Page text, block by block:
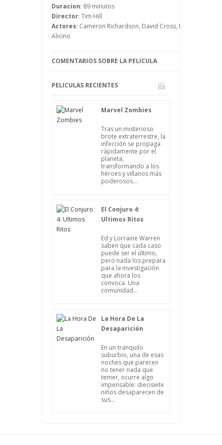
y se rebelan contra Dave, que se lo ha
dado todo.
Duracion: 89 minutos
Director: Tim Hill
Actores: Cameron Richardson, David Cross, Don Tiffany,
Alicino
COMENTARIOS SOBRE LA PELICULA
PELICULAS RECIENTES
Marvel Zombies
Tras un misterioso
brote extraterrestre, la
infección se propaga
rápidamente por el
planeta,
transformando a los
héroes y villanos más
poderosos...
El Conjuro 4:
Ultimos Ritos
Ed y Lorraine Warren
saben que cada caso
puede ser el último,
pero nada los prepara
para la investigación
que ahora los
convoca. Una
comunidad...
La Hora De La
Desaparición
En un tranquilo
suburbio, una de esas
noches que parecen
no tener nada que
temer, ocurre algo
impensable: diecisiete
niños desaparecen de
sus...